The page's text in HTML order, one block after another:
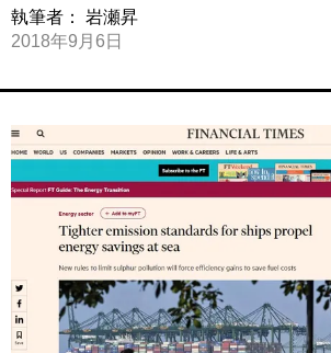
執筆者： 岩瀬昇
2018年9月6日